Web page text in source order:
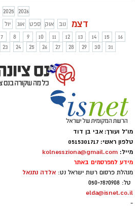
2025
2026
יול אוג ספט אוק נוב דצמ
7 8 9 10 11 12 13 14 15
16
23 24 25 26 27 28 29 30 31
מו"ל ועורך: אבי בן דוד
טלפון ראשי: 0515301717
מייל: kolnessziona@gmail.com
מידע למפרסמים באתר
מנהלת פרסום רשת ישראל נט: אלדה נתנאל
טל: 050-7870908
elda@isnet.co.il
-